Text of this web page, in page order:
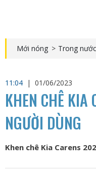
Mới nóng > Trong nước
11:04 | 01/06/2023
KHEN CHÊ
NGƯỜI DÙNG
Khen chê Kia Carens